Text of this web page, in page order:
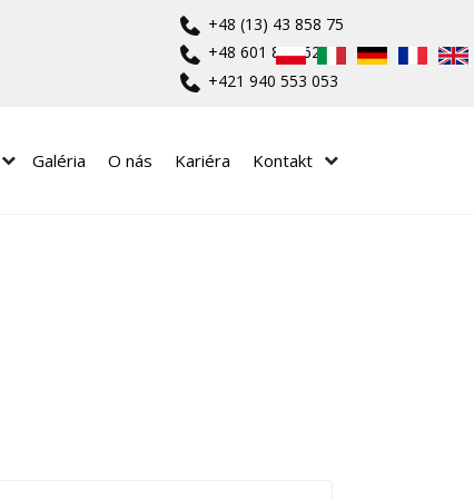
+48 (13) 43 858 75
+48 601 840 625
+421 940 553 053
Galéria O nás Kariéra Kontakt